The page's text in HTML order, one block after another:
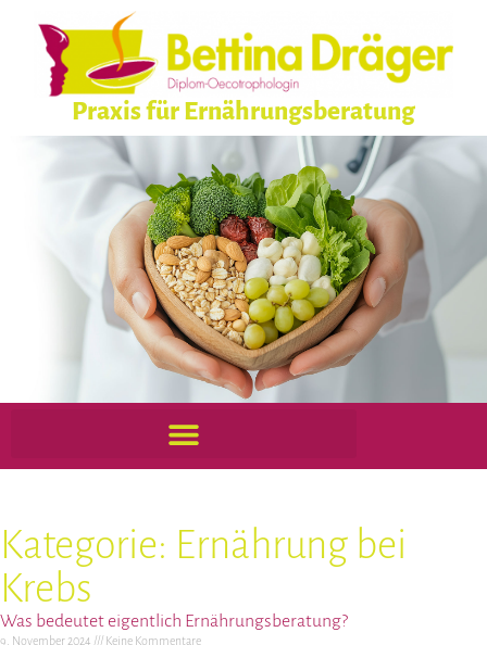
Praxis für Ernährungsberatung
Kategorie: Ernährung bei
Krebs
Was bedeutet eigentlich Ernährungsberatung?
9. November 2024 Keine Kommentare